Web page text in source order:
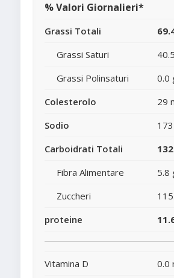
% Valori Giornalieri*
Grassi Totali
Grassi Saturi
Grassi Polinsaturi
0.0
Colesterolo
29
Sodio
Carboidrati Totali
Fibra Alimentare
5.8
Zuccheri
proteine
Vitamina D 0.0